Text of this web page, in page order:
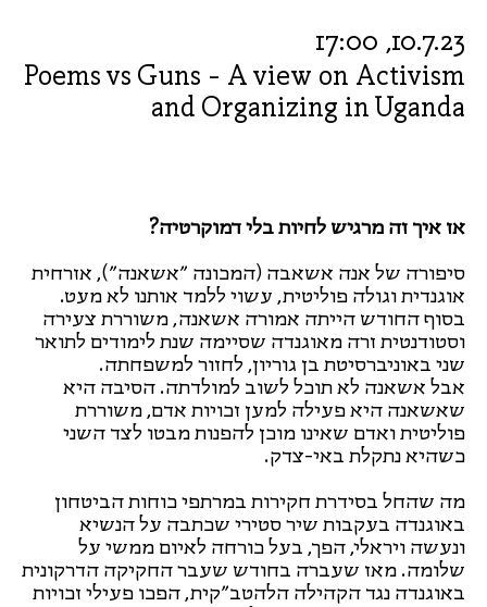
Poems vs Guns - A view on Activism
and Organizing in Uganda
10.7.23, 17:00
אז איך זה מרגיש לחיות בלי דמוקרטיה?
סיפורה של אנה אשאבה (המכונה ״אשאנה״), אזרחית
אוגנדית וגולה פוליטית, עשוי ללמד אותנו לא מעט.
בסוף החודש הייתה אמורה אשאנה, משוררת צעירה
וסטודנטית זרה מאוגנדה שסיימה שנת לימודים לתואר
שני באוניברסיטת בן גוריון, לחזור למשפחתה.
אבל אשאנה לא תוכל לשוב למולדתה. הסיבה היא
שאשאנה היא פעילה למען זכויות אדם, משוררת
פוליטית ואדם שאינו מוכן להפנות מבטו לצד השני
כשהיא נתקלת באי-צדק.
מה שהחל בסידרת חקירות במרתפי כוחות הביטחון
באוגנדה בעקבות שיר סטירי שכתבה על הנשיא
ונעשה ויראלי, הפך, בעל כורחה לאיום ממשי על
שלומה. מאז שעברה בחודש שעבר החקיקה הדרקונית
באוגנדה נגד הקהילה הלהטב״קית, הפכו פעילי זכויות